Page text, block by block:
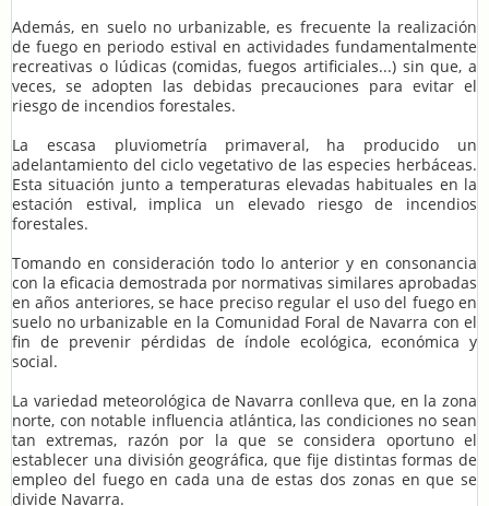
Además, en suelo no urbanizable, es frecuente la realización
de fuego en periodo estival en actividades fundamentalmente
recreativas o lúdicas (comidas, fuegos artificiales...) sin que, a
veces, se adopten las debidas precauciones para evitar el
riesgo de incendios forestales.
La escasa pluviometría primaveral, ha producido un
adelantamiento del ciclo vegetativo de las especies herbáceas.
Esta situación junto a temperaturas elevadas habituales en la
estación estival, implica un elevado riesgo de incendios
forestales.
Tomando en consideración todo lo anterior y en consonancia
con la eficacia demostrada por normativas similares aprobadas
en años anteriores, se hace preciso regular el uso del fuego en
suelo no urbanizable en la Comunidad Foral de Navarra con el
fin de prevenir pérdidas de índole ecológica, económica y
social.
La variedad meteorológica de Navarra conlleva que, en la zona
norte, con notable influencia atlántica, las condiciones no sean
tan extremas, razón por la que se considera oportuno el
establecer una división geográfica, que fije distintas formas de
empleo del fuego en cada una de estas dos zonas en que se
divide Navarra.